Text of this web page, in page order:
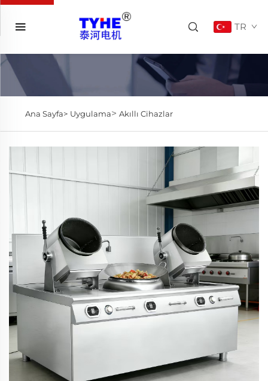
TR
Ana Sayfa> Uygulama> Akıllı Cihazlar